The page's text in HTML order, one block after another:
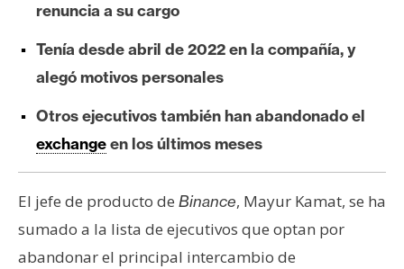
h
e
r
e
u
I
A
renuncia a su cargo
Tenía desde abril de 2022 en la compañía, y
alegó motivos personales
Otros ejecutivos también han abandonado el
exchangeen los últimos meses
El jefe de producto de Binance, Mayur Kamat, se ha
sumado a la lista de ejecutivos que optan por
abandonar el principal intercambio de